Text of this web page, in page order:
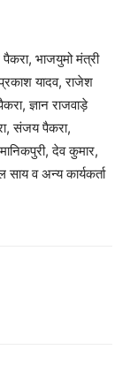
भाजयुमो मंत्री
यादव, राजेश
ज्ञान राजवाड़े
संजय पैकरा,
देव कुमार,
व अन्य कार्यकर्ता